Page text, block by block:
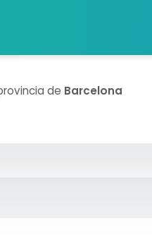
de Barcelona